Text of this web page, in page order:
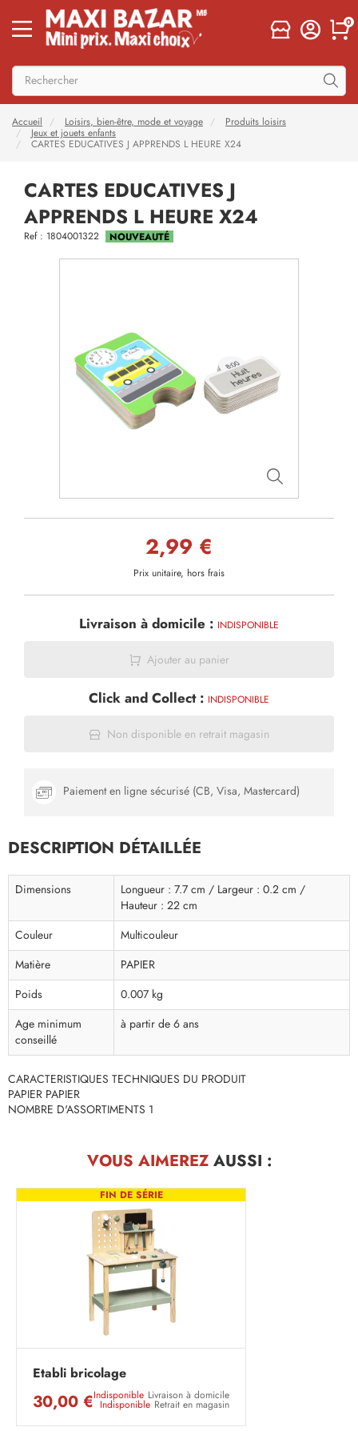
0
Accueil Loisirs, bien-être, mode et voyage
Produits loisirs
Jeux et jouets enfants
CARTES EDUCATIVES J APPRENDS L HEURE X24
CARTES EDUCATIVES J
APPRENDS L HEURE X24
Ref : 1804001322 NOUVEAUTÉ
2,99 €
Prix unitaire, hors frais
Livraison à domicile : INDISPONIBLE
Ajouter au panier
Click and Collect : INDISPONIBLE
Non disponible en retrait magasin
Paiement en ligne sécurisé (CB, Visa, Mastercard)
DESCRIPTION DÉTAILLÉE
Dimensions
Longueur : 7.7 cm / Largeur : 0.2 cm /
Hauteur : 22 cm
Couleur
Multicouleur
Matière
PAPIER
Poids
0.007 kg
Age minimum
conseillé
à partir de 6 ans
CARACTERISTIQUES TECHNIQUES DU PRODUIT
PAPIER PAPIER
NOMBRE D'ASSORTIMENTS 1
VOUS AIMEREZAUSSI :
FIN DE SÉRIE
Etabli bricolage
30,00 €Indisponible Livraison à domicile
Indisponible Retrait en magasin